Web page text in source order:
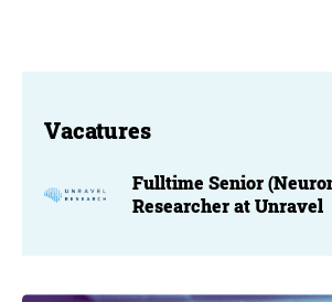
Vacatures
Fulltime Senior
Researcher at Unravel